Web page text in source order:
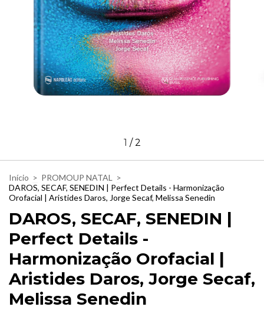
1 /2
Início > PROMOUP NATAL
>
DAROS, SECAF, SENEDIN | Perfect Details - Harmonização
Orofacial | Aristides Daros, Jorge Secaf, Melissa Senedin
DAROS, SECAF, SENEDIN |
Perfect Details -
Harmonização Orofacial |
Aristides Daros, Jorge Secaf,
Melissa Senedin